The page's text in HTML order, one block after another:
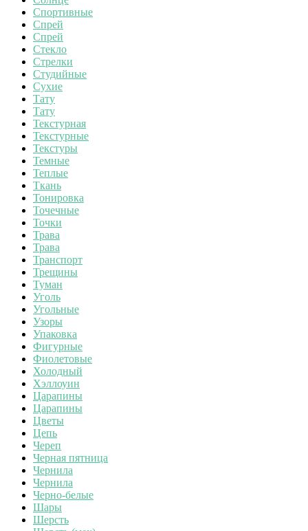
Спортивные
Спрей
Спрей
Стекло
Стрелки
Студийные
Сухие
Тату
Тату
Текстурная
Текстурные
Текстуры
Темные
Теплые
Ткань
Тонировка
Точечные
Точки
Трава
Трава
Транспорт
Трещины
Туман
Уголь
Угольные
Узоры
Упаковка
Фигурные
Фиолетовые
Холодный
Хэллоуин
Царапины
Царапины
Цветы
Цепь
Череп
Черная пятница
Чернила
Чернила
Черно-белые
Шары
Шерсть